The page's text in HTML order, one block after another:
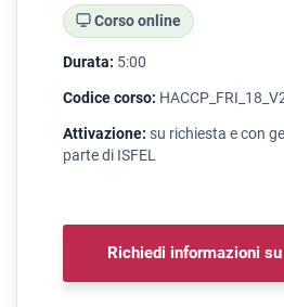
Corso online
Durata: 5:00
Codice corso:
Attivazione: su richiesta e con
parte di ISFEL
Richiedi informazioni